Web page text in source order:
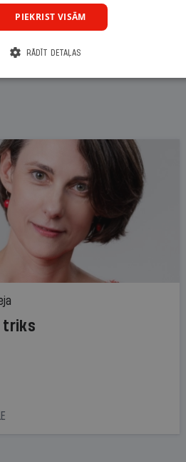
triks
PIEKRIST VISĀM
RĀDĪT DETAĻAS